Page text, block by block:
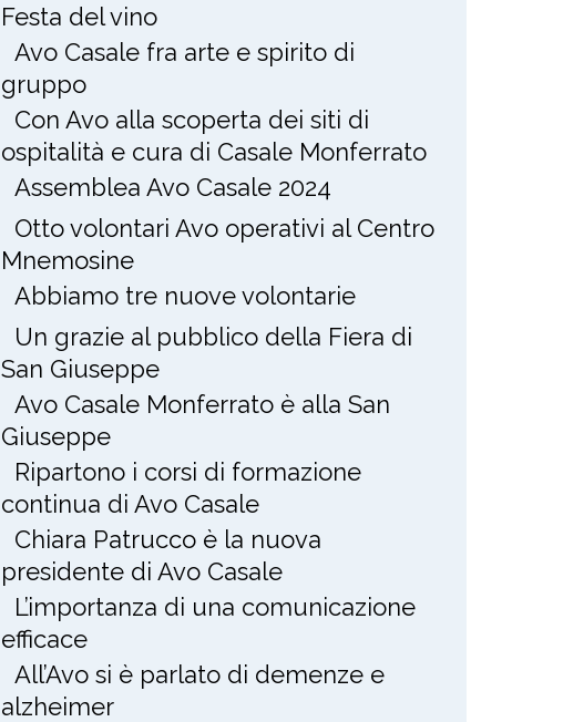
Festa del vino
Avo Casale fra arte e spirito di
gruppo
Con Avo alla scoperta dei siti di
ospitalità e cura di Casale Monferrato
Assemblea Avo Casale 2024
Otto volontari Avo operativi al Centro
Mnemosine
Abbiamo tre nuove volontarie
Un grazie al pubblico della Fiera di
San Giuseppe
Avo Casale Monferrato è alla San
Giuseppe
Ripartono i corsi di formazione
continua di Avo Casale
Chiara Patrucco è la nuova
presidente di Avo Casale
L’importanza di una comunicazione
efficace
All’Avo si è parlato di demenze e
alzheimer